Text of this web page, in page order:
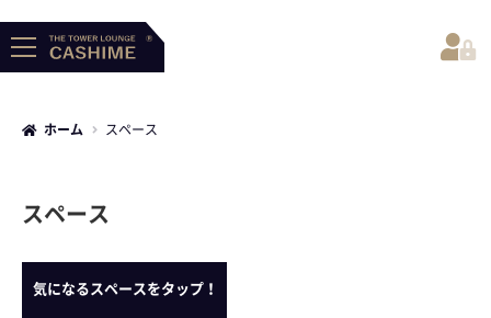
ホーム スペース
スペース
気になるスペースをタップ！